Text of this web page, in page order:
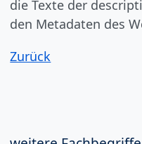
die Texte der
den Metadaten des
Zurück